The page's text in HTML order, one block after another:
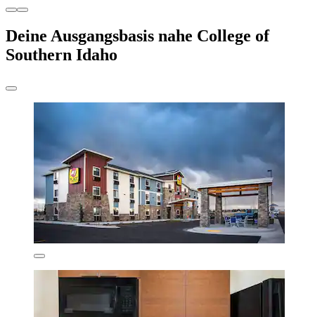
Deine Ausgangsbasis nahe College of
Southern Idaho